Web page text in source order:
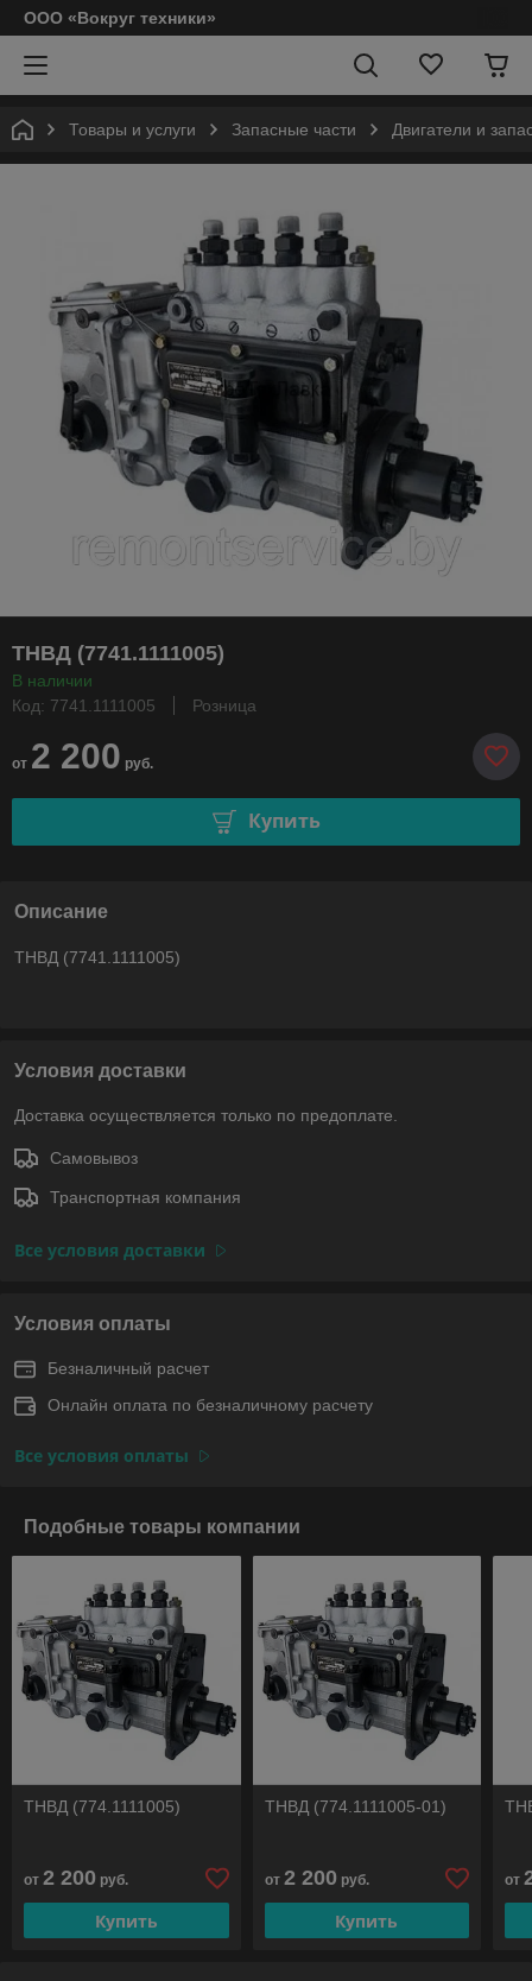
ООО «Вокруг техники»
Товары и услуги Запасные части Двигатели и
ТНВД (7741.1111005)
В наличии
Код: 7741.1111005
Розница
от 2 200 руб.
Купить
Описание
ТНВД (7741.1111005)
Условия доставки
Доставка осуществляется только по предоплате.
Самовывоз
Транспортная компания
Все условия доставки
Условия оплаты
Безналичный расчет
Онлайн оплата по безналичному расчету
Все условия оплаты
Подобные товары компании
ТНВД (774.1111005)
от 2 200 руб.
Купить
ТНВД (774.1111005-01)
от 2 200 руб.
Купить
от